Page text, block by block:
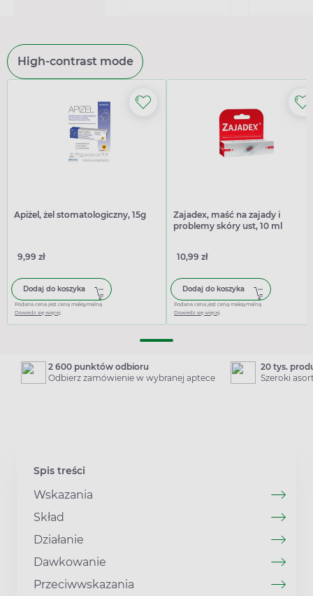
High-contrast mode
Apiżel, żel stomatologiczny, 15g
9,99 zł
Dodaj do koszyka
Podana cena jest ceną maksymalną
Dowiedz się więcej
Zajadex, maść na zajady i
problemy skóry ust, 10 ml
10,99 zł
Dodaj do koszyka
Podana cena jest ceną maksymalną
Dowiedz się więcej
2 600 punktów odbioru
Odbierz zamówienie w wybranej aptece
20 tys.
Szeroki
Spis treści
Wskazania
Skład
Działanie
Dawkowanie
Przeciwwskazania